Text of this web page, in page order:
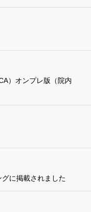
）オンプレ版（院内
に掲載されました